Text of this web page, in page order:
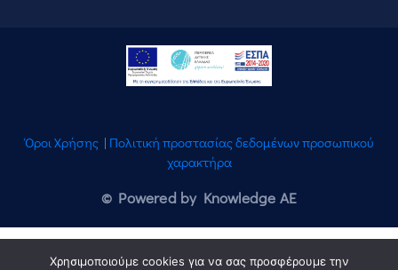
Όροι Χρήσης | Πολιτική προστασίας δεδομένων προσωπικού
χαρακτήρα
© Powered by Knowledge AE
Χρησιμοποιούμε cookies για να σας προσφέρουμε την